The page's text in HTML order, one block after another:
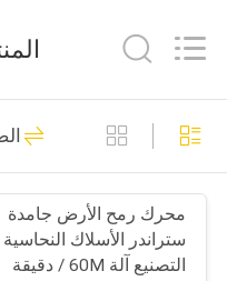
مسكن
منتجات
معلومات
Rights
Reserved.
ECER
سلك كابل
109
محرك رمح الأرض جامدة
ستراندر الأسلاك النحاسية
التصنيع آلة 60M / دقيقة